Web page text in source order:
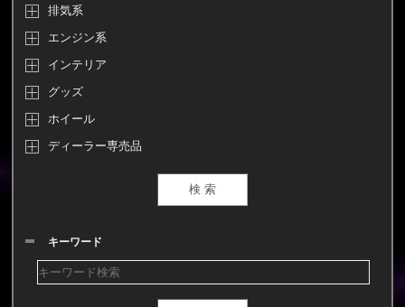
排気系
エンジン系
インテリア
グッズ
ホイール
ディーラー専売品
キーワード